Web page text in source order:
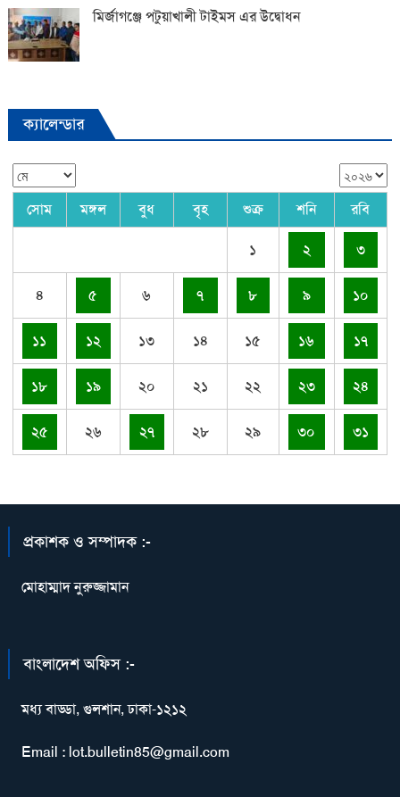
মির্জাগঞ্জে পটুয়াখালী টাইমস এর উদ্বোধন
ক্যালেন্ডার
সোম মঙ্গল বুধ বৃহ শুক্র শনি রবি
১ ২ ৩
৪ ৫ ৬ ৭ ৮ ৯ ১০
১১ ১২ ১৩ ১৪ ১৫ ১৬ ১৭
১৮ ১৯ ২০ ২১ ২২ ২৩ ২৪
২৫ ২৬ ২৭ ২৮ ২৯ ৩০ ৩১
প্রকাশক ও সম্পাদক :-
মোহাম্মাদ নুরুজ্জামান
বাংলাদেশ অফিস :-
মধ্য বাড্ডা, গুলশান, ঢাকা-১২১২
Email : lot.bulletin85@gmail.com